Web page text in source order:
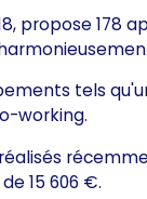
propose 178
tels
working.
15 606 €.